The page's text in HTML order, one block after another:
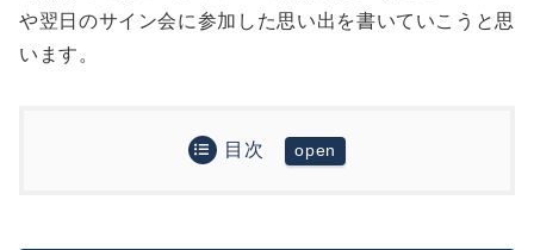
や翌日のサイン会に参加した思い出を書いていこうと思
います。
目次